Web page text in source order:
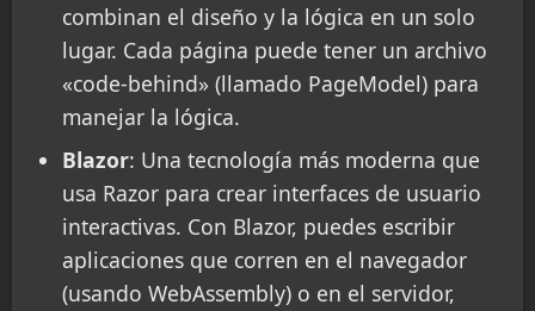
combinan el diseño y la lógica en un solo
lugar. Cada página puede tener un archivo
«code-behind» (llamado PageModel) para
manejar la lógica.
Blazor: Una tecnología más moderna que
usa Razor para crear interfaces de usuario
interactivas. Con Blazor, puedes escribir
aplicaciones que corren en el navegador
(usando WebAssembly) o en el servidor,